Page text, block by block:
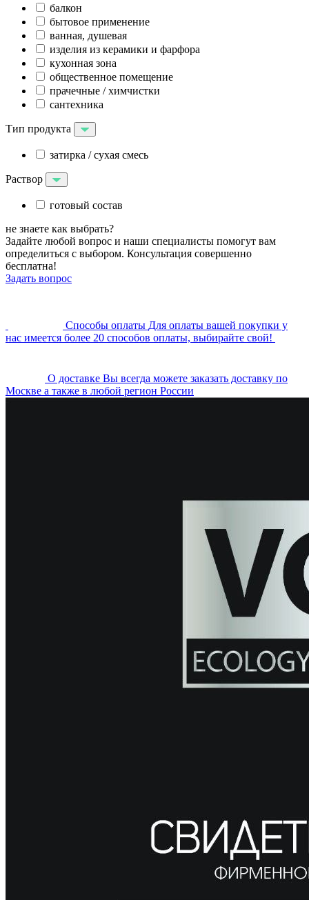
балкон
бытовое применение
ванная, душевая
изделия из керамики и фарфора
кухонная зона
общественное помещение
прачечные / химчистки
сантехника
Тип продукта
затирка / сухая смесь
Раствор
готовый состав
не знаете как выбрать?
Задайте любой вопрос и наши специалисты помогут вам
определиться с выбором. Консультация совершенно
бесплатна!
Задать вопрос
Cпособы оплаты Для оплаты вашей покупки у
нас имеется более 20 способов оплаты, выбирайте свой!
О доставке Вы всегда можете заказать доставку по
Москве а также в любой регион России